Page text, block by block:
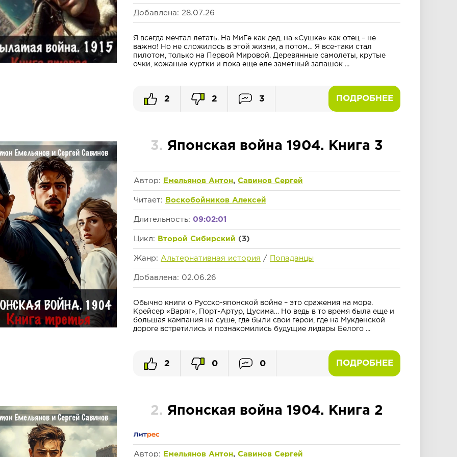
Добавлена: 28.07.26
Я всегда мечтал летать. На МиГе как дед, на «Сушке» как отец – не
важно! Но не сложилось в этой жизни, а потом… Я все-таки стал
пилотом, только на Первой Мировой. Деревянные самолеты, крутые
очки, кожаные куртки и пока еще еле заметный запашок ...
ПОДРОБНЕЕ
2 2 3
3. Японская война 1904. Книга 3
Автор: Емельянов Антон, Савинов Сергей
Читает: Воскобойников Алексей
Длительность: 09:02:01
Цикл: Второй Сибирский (3)
Жанр: Альтернативная история / Попаданцы
Добавлена: 02.06.26
Обычно книги о Русско-японской войне – это сражения на море.
Крейсер «Варяг», Порт-Артур, Цусима… Но ведь в то время была еще и
большая кампания на суше, где были свои герои, где на Мукденской
дороге встретились и познакомились будущие лидеры Белого ...
ПОДРОБНЕЕ
2 0 0
2. Японская война 1904. Книга 2
Автор: Емельянов Антон, Савинов Сергей